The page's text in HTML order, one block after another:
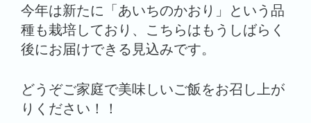
今年は新たに「あいちのかおり」という品
種も栽培しており、こちらはもうしばらく
後にお届けできる見込みです。
どうぞご家庭で美味しいご飯をお召し上が
りください！！